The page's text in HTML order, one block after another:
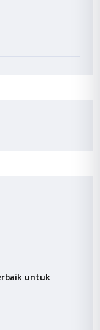
untuk